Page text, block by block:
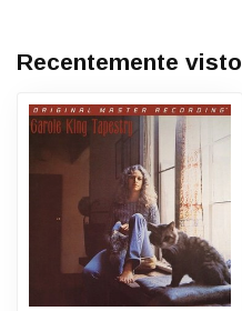
Recentemente visto